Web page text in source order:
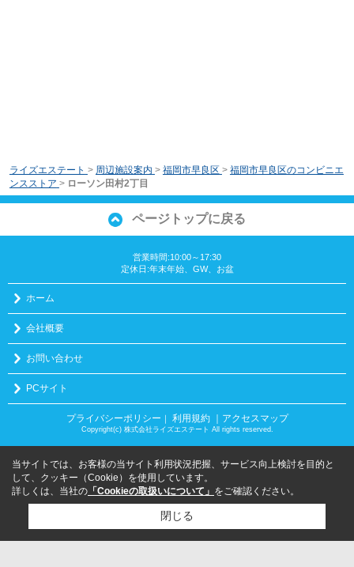
ライズエステート > 周辺施設案内 > 福岡市早良区 > 福岡市早良区のコンビニエ
ンスストア > ローソン田村2丁目
ページトップに戻る
営業時間:10:00～17:30
定休日:年末年始、GW、お盆
ホーム
会社概要
お問い合わせ
PCサイト
プライバシーポリシー ｜ 利用規約 ｜アクセスマップ
Copyright(c) 株式会社ライズエステート All rights reserved.
当サイトでは、お客様の当サイト利用状況把握、サービス向上検討を目的と
して、クッキー（Cookie）を使用しています。
詳しくは、当社の 「Cookieの取扱いについて」 をご確認ください。
閉じる